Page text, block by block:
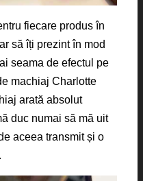
fiecare produs în
să îți prezint în mod
seama de efectul pe
machiaj Charlotte
arată absolut
duc numai să mă uit
aceea transmit și o